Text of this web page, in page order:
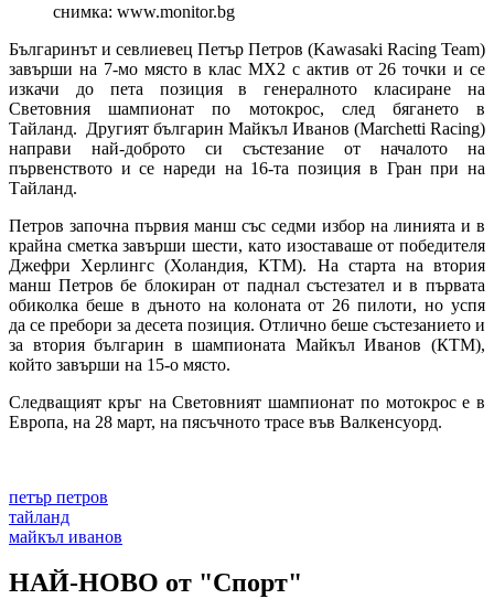
снимка: www.monitor.bg
Българинът и севлиевец Петър Петров (Kawasaki Racing Team)
завърши на 7-мо място в клас МХ2 с актив от 26 точки и се
изкачи до пета позиция в генералното класиране на
Световния шампионат по мотокрос, след бягането в
Тайланд. Другият българин Майкъл Иванов (Marchetti Racing)
направи най-доброто си състезание от началото на
първенството и се нареди на 16-та позиция в Гран при на
Тайланд.
Петров започна първия манш със седми избор на линията и в
крайна сметка завърши шести, като изоставаше от победителя
Джефри Херлингс (Холандия, КТМ). На старта на втория
манш Петров бе блокиран от паднал състезател и в първата
обиколка беше в дъното на колоната от 26 пилоти, но успя
да се пребори за десета позиция. Отлично беше състезанието и
за втория българин в шампионата Майкъл Иванов (КТМ),
който завърши на 15-о място.
Следващият кръг на Световният шампионат по мотокрос е в
Европа, на 28 март, на пясъчното трасе във Валкенсуорд.
петър петров
тайланд
майкъл иванов
НАЙ-НОВО от "Спорт"